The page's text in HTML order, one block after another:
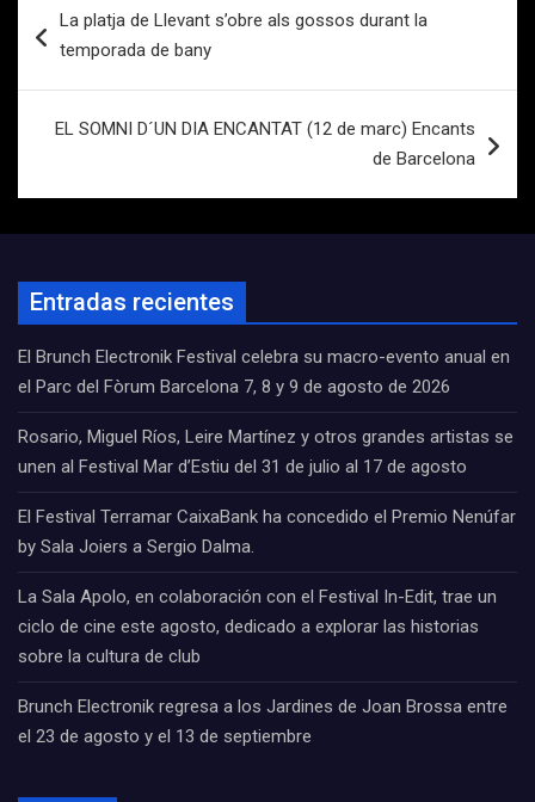
de
La platja de Llevant s’obre als gossos durant la
temporada de bany
EL SOMNI D´UN DIA ENCANTAT (12 de marc) Encants
de Barcelona
Entradas recientes
El Brunch Electronik Festival celebra su macro-evento anual en
el Parc del Fòrum Barcelona 7, 8 y 9 de agosto de 2026
Rosario, Miguel Ríos, Leire Martínez y otros grandes artistas se
unen al Festival Mar d’Estiu del 31 de julio al 17 de agosto
El Festival Terramar CaixaBank ha concedido el Premio Nenúfar
by Sala Joiers a Sergio Dalma.
La Sala Apolo, en colaboración con el Festival In-Edit, trae un
ciclo de cine este agosto, dedicado a explorar las historias
sobre la cultura de club
Brunch Electronik regresa a los Jardines de Joan Brossa entre
el 23 de agosto y el 13 de septiembre